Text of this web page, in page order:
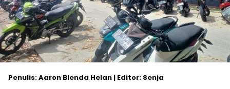
Penulis: Aaron Blenda Helan | Editor: Senja